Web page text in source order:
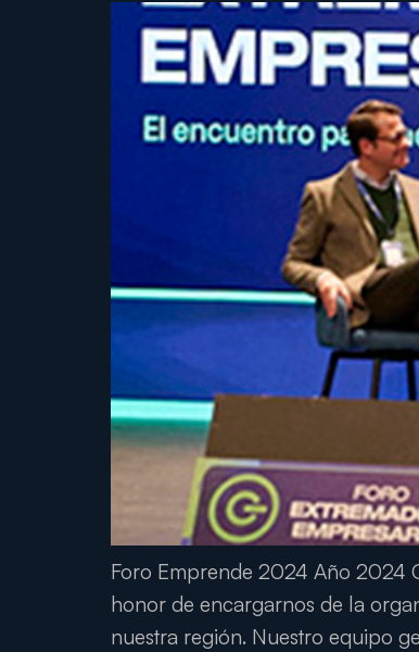
Foro Emprende 2024 Año 2024
honor de encargarnos de la
nuestra región. Nuestro equipo